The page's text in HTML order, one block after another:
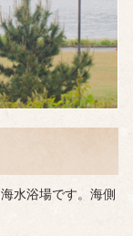
水浴場です。海側